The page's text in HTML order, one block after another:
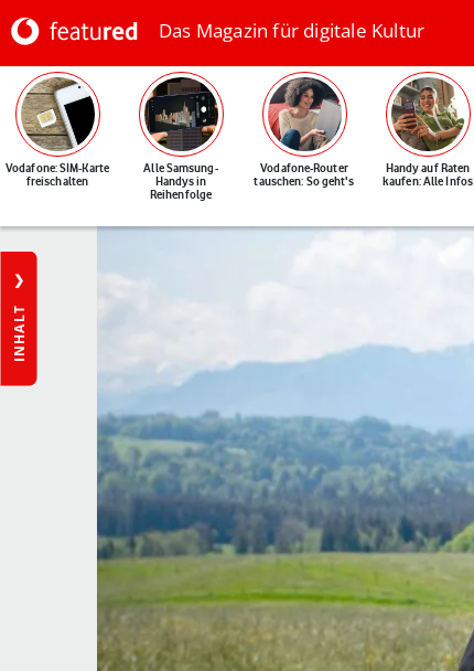
Das Magazin für digitale Kultur
Vodafone: SIM-Karte
freischalten
Alle Samsung-
Handys in
Reihenfolge
Vodafone-Router
tauschen: So geht's
Handy auf Raten
kaufen: Alle Infos
INHALT